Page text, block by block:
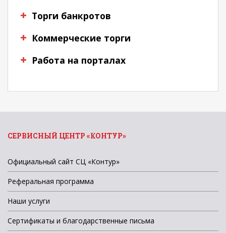
Торги банкротов
Коммерческие торги
Работа на порталах
СЕРВИСНЫЙ ЦЕНТР «КОНТУР»
Официальный сайт СЦ «Контур»
Реферальная программа
Наши услуги
Сертификаты и благодарственные письма